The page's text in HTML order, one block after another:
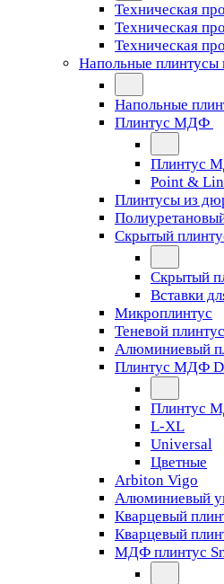
Техническая
Техническая
Техническая
Напольные плинтусы
Напольные
Плинтус МДФ
Плинтус
Point &
Плинтусы из
Скрытый
Скрытый
Вставки
Микроплинтус
Теневой
Алюминиевый
Плинтус МДФ
Плинтус
L-XL
Universal
Цветные
Arbiton Vigo
Алюминиевый
Кварцевый
Кварцевый
МДФ плинтус